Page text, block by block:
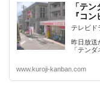
「テ
『コン
テレビド
昨日放送
「テン
www.kuroji-kanban.com